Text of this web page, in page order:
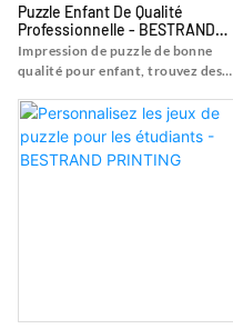
Puzzle Enfant De Qualité
Professionnelle - BESTRAND
PRINTING
Impression de puzzle de bonne
qualité pour enfant, trouvez des
de puzzle de puzzle à partir d'une
impression de puzzle de bonne
qualité pour enfant - Shanghai
Bestrand Printing Technology Co.,